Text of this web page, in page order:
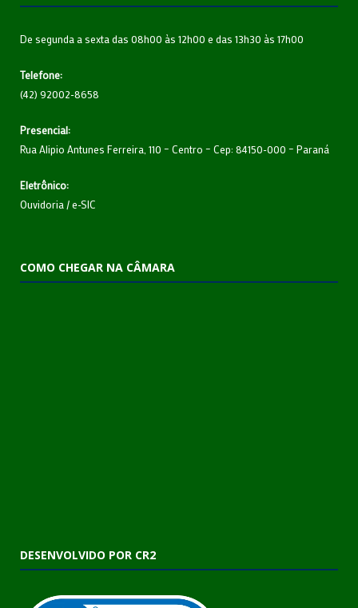
De segunda a sexta das 08h00 às 12h00 e das 13h30 às 17h00
Telefone:
(42) 92002-8658
Presencial:
Rua Alipio Antunes Ferreira, 110 – Centro – Cep: 84150-000 – Paraná
Eletrônico:
Ouvidoria /e-SIC
COMO CHEGAR NA CÂMARA
DESENVOLVIDO POR CR2